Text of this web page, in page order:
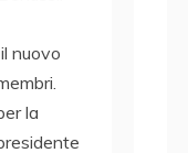
nuovo
la